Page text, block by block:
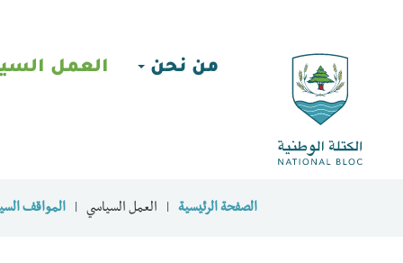
العمل من نحن
الصفحة الرئيسية العمل السياسي المواقف